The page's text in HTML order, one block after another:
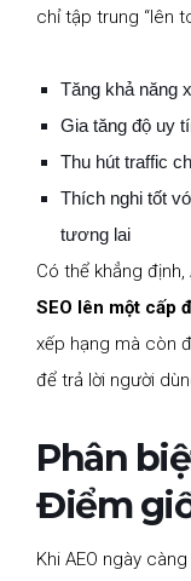
chỉ tập trung “lên
Tăng khả năng
Gia tăng độ uy
Thu hút traffic
Thích nghi tốt
tương lai
Có thể khẳng định,
SEO lên một cấp
xếp hạng mà còn
để trả lời người
Phân
Điểm
Khi AEO ngày